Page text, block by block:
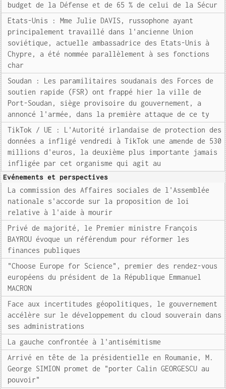
budget de la Défense et de 65 % de celui de la Sécur
Etats-Unis : Mme Julie DAVIS, russophone ayant
principalement travaillé dans l'ancienne Union
soviétique, actuelle ambassadrice des Etats-Unis à
Chypre, a été nommée parallèlement à ses fonctions
char
Soudan : Les paramilitaires soudanais des Forces de
soutien rapide (FSR) ont frappé hier la ville de
Port-Soudan, siège provisoire du gouvernement, a
annoncé l'armée, dans la première attaque de ce ty
TikTok / UE : L'Autorité irlandaise de protection des
données a infligé vendredi à TikTok une amende de 530
millions d'euros, la deuxième plus importante jamais
infligée par cet organisme qui agit au
Evénements et perspectives
La commission des Affaires sociales de l'Assemblée
nationale s'accorde sur la proposition de loi
relative à l'aide à mourir
Privé de majorité, le Premier ministre François
BAYROU évoque un référendum pour réformer les
finances publiques
"Choose Europe for Science", premier des rendez-vous
européens du président de la République Emmanuel
MACRON
Face aux incertitudes géopolitiques, le gouvernement
accélère sur le développement du cloud souverain dans
ses administrations
La gauche confrontée à l'antisémitisme
Arrivé en tête de la présidentielle en Roumanie, M.
George SIMION promet de "porter Calin GEORGESCU au
pouvoir"